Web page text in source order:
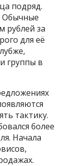
подряд.
Обычные
рублей за
для её
группы в
тактику.
более
Начала